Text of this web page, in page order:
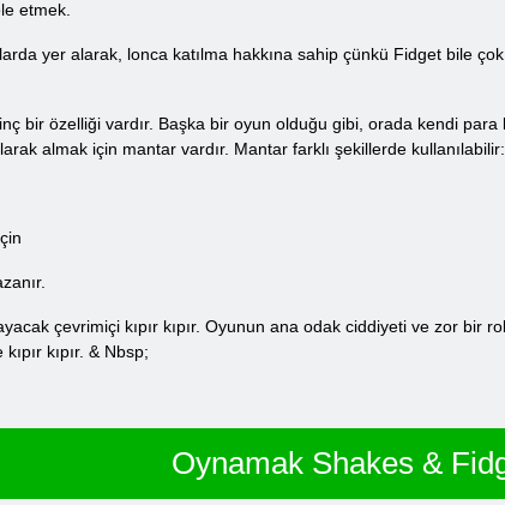
etmek.
yer alarak, lonca katılma hakkına sahip çünkü Fidget bile
bir özelliği vardır. Başka bir oyun olduğu gibi, orada kendi
almak için mantar vardır. Mantar farklı şekillerde kullanılabilir:
çevrimiçi kıpır kıpır. Oyunun ana odak ciddiyeti ve zor bir
kıpır. & Nbsp;
Oynamak Shakes &